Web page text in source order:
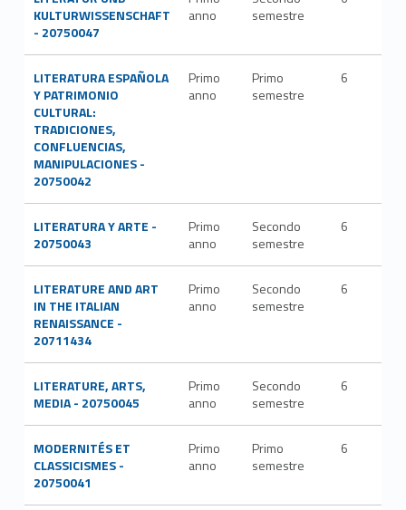
KULTURWISSENSCHAFT
- 20750047
anno
semestre
LITERATURA ESPAÑOLA
Y PATRIMONIO
CULTURAL:
TRADICIONES,
CONFLUENCIAS,
MANIPULACIONES -
20750042
Primo
anno
Primo
semestre
6
LITERATURA Y ARTE -
20750043
Primo
anno
Secondo
semestre
6
LITERATURE AND ART
IN THE ITALIAN
RENAISSANCE -
20711434
Primo
anno
Secondo
semestre
6
LITERATURE, ARTS,
MEDIA - 20750045
Primo
anno
Secondo
semestre
6
MODERNITÉS ET
CLASSICISMES -
20750041
Primo
anno
Primo
semestre
6